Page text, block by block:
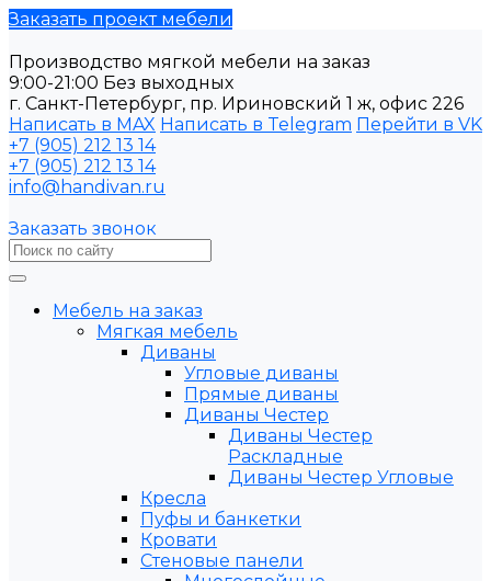
Заказать проект мебели
Производство мягкой мебели на заказ
9:00-21:00 Без выходных
г. Санкт-Петербург, пр. Ириновский 1 ж, офис 226
Написать в MAX Написать в Telegram Перейти в VK
+7 (905) 212 13 14
+7 (905) 212 13 14
info@handivan.ru
Заказать звонок
Мебель на заказ
Мягкая мебель
Диваны
Угловые диваны
Прямые диваны
Диваны Честер
Диваны Честер
Раскладные
Диваны Честер Угловые
Кресла
Пуфы и банкетки
Кровати
Стеновые панели